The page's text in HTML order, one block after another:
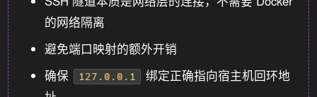
的网络隔离
避免端口映射的额外开销
确保
127.0.0.1
绑定正确指向宿主机回环地